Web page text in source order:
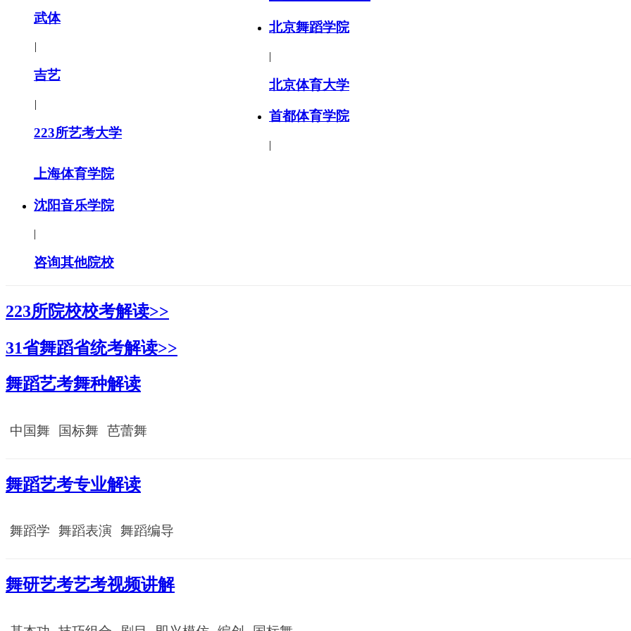
武体
|
吉艺
|
223所艺考大学
北京舞蹈学院
|
北京体育大学
首都体育学院
|
上海体育学院
沈阳音乐学院
|
咨询其他院校
223所院校校考解读>>
31省舞蹈省统考解读>>
舞蹈艺考舞种解读
中国舞 国标舞 芭蕾舞
舞蹈艺考专业解读
舞蹈学 舞蹈表演 舞蹈编导
舞研艺考艺考视频讲解